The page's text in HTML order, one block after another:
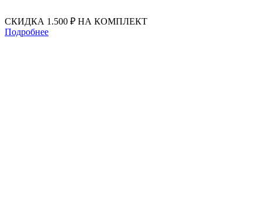
СКИДКА 1.500 ₽ НА КОМПЛЕКТ
Подробнее